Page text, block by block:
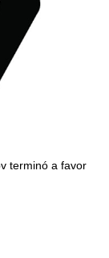
terminó a favor